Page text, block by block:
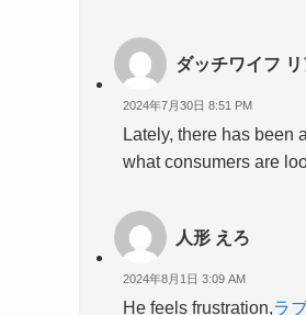
ダッチワイフ
2024年7月30日 8:51 PM
Lately, there has been
what consumers are
人形 えろ
2024年8月1日 3:09 AM
He feels frustration,ラ